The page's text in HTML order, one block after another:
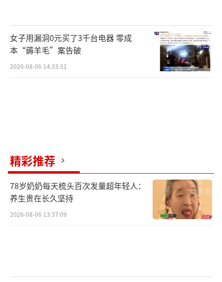
女子用漏洞0元买了3千台电器 零成
本“薅羊毛”案告破
2026-08-06 14:33:31
精彩推荐
78岁奶奶每天梳头百次发量超年轻人：
养生贵在长久坚持
2026-08-06 13:37:09